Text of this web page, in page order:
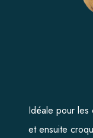
Idéale pour les
et ensuite